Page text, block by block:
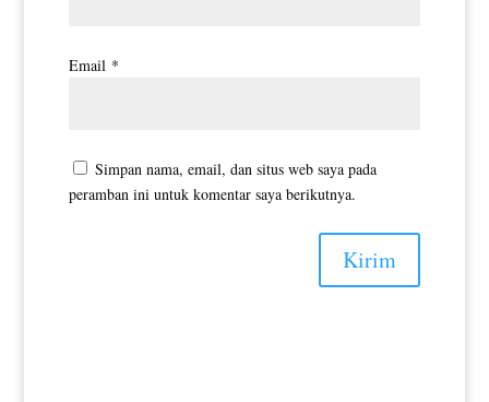
Email *
Simpan nama, email, dan situs web saya pada
peramban ini untuk komentar saya berikutnya.
Kirim